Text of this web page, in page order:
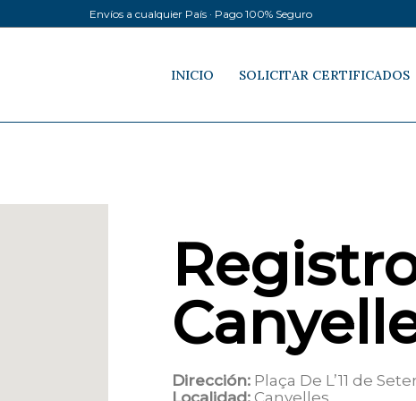
Envíos a cualquier País · Pago 100% Seguro
INICIO SOLICITAR CERTIFICADOS
Dirección: Plaça De L’11 de
Localidad: Canyelles